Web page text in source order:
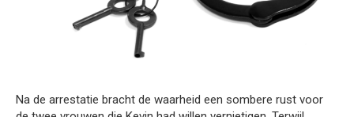
Na de arrestatie bracht de waarheid een sombere rust voor